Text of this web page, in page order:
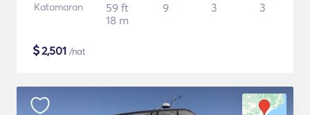
Katamaran
59 ft
18 m
9 3 3
$2,501 /nat